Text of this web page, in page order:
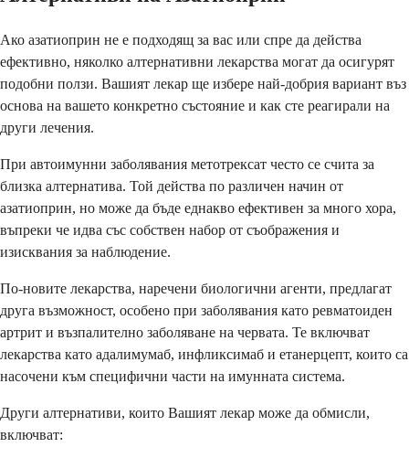
Ако азатиоприн не е подходящ за вас или спре да действа
ефективно, няколко алтернативни лекарства могат да осигурят
подобни ползи. Вашият лекар ще избере най-добрия вариант въз
основа на вашето конкретно състояние и как сте реагирали на
други лечения.
При автоимунни заболявания метотрексат често се счита за
близка алтернатива. Той действа по различен начин от
азатиоприн, но може да бъде еднакво ефективен за много хора,
въпреки че идва със собствен набор от съображения и
изисквания за наблюдение.
По-новите лекарства, наречени биологични агенти, предлагат
друга възможност, особено при заболявания като ревматоиден
артрит и възпалително заболяване на червата. Те включват
лекарства като адалимумаб, инфликсимаб и етанерцепт, които са
насочени към специфични части на имунната система.
Други алтернативи, които Вашият лекар може да обмисли,
включват: